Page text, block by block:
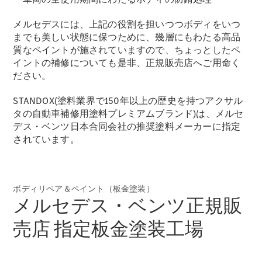
All Compact
A-Class
試乗リクエ
スト
オンライン
メルセデスには、上記の役割を担いつつボディをいつ
までも美しい状態に保つために、幾層にもわたる高品
質なペイントが施されていますので、ちょっとしたペ
イントの補修についても是非、正規販売店へご用命く
ださい。
STANDOX(塗料業界で150年以上の歴史を持つアクサル
タの自動車補修用塗料プレミアムブランド)は、メルセ
デス・ベンツ日本合同会社の推奨塗料メーカーに指定
されています。
ボディリペア＆ペイント（板金塗装）
メルセデス・ベンツ正規販
売店 指定板金塗装工場